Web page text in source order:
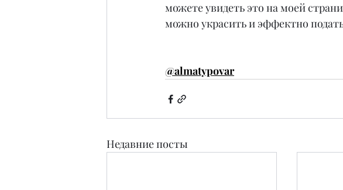
можете увидеть это на моей
можно украсить и эффектно подать
@almatypovar
Недавние посты